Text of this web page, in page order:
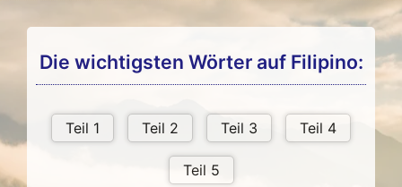
Die wichtigsten Wörter auf Filipino: